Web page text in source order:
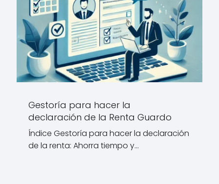
Gestoría para hacer la
declaración de la Renta Guardo
Índice Gestoría para hacer la declaración
de la renta: Ahorra tiempo y…